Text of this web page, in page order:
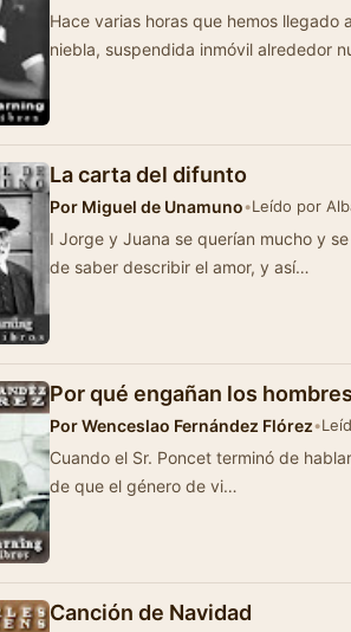
Hace varias horas que hemos llegado a la
niebla, suspendida inmóvil alrededor
La carta del difunto
Por Miguel de Unamuno•Leído por
I Jorge y Juana se querían mucho y
de saber describir el amor, y así…
Por qué engañan los
PorWenceslao Fernández Flórez•
Cuando el Sr. Poncet terminó de hablar, la anciana
de que el género de vi…
Canción de Navidad